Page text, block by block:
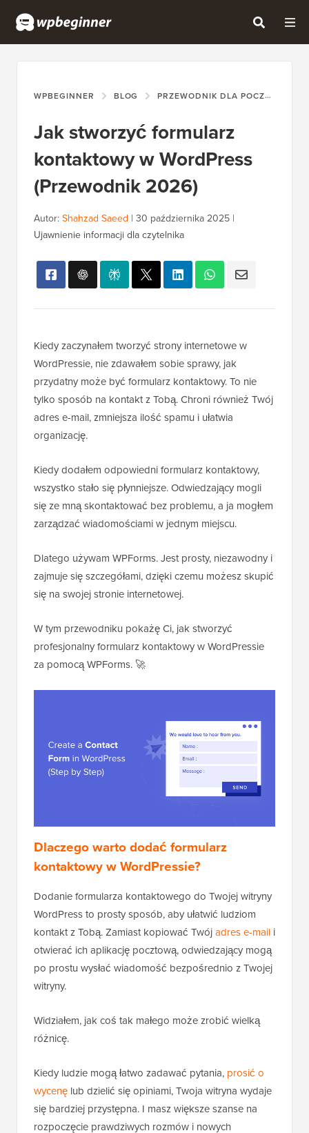
WPBEGINNER BLOG PRZEWODNIK DLA POCZĄTKUJĄCYCH
Jak stworzyć formularz
kontaktowy w WordPress
(Przewodnik 2026)
Autor:Shahzad Saeed | 30 października 2025 |
Ujawnienie informacji dla czytelnika
Kiedy zaczynałem tworzyć strony internetowe w
WordPressie, nie zdawałem sobie sprawy, jak
przydatny może być formularz kontaktowy. To nie
tylko sposób na kontakt z Tobą. Chroni również Twój
adres e-mail, zmniejsza ilość spamu i ułatwia
organizację.
Kiedy dodałem odpowiedni formularz kontaktowy,
wszystko stało się płynniejsze. Odwiedzający mogli
się ze mną skontaktować bez problemu, a ja mogłem
zarządzać wiadomościami w jednym miejscu.
Dlatego używam WPForms. Jest prosty, niezawodny i
zajmuje się szczegółami, dzięki czemu możesz skupić
się na swojej stronie internetowej.
W tym przewodniku pokażę Ci, jak stworzyć
profesjonalny formularz kontaktowy w WordPressie
za pomocą WPForms. 🚀
Dlaczego warto dodać formularz
kontaktowy w WordPressie?
Dodanie formularza kontaktowego do Twojej witryny
WordPress to prosty sposób, aby ułatwić ludziom
kontakt z Tobą. Zamiast kopiować Twójadres e-mail i
otwierać ich aplikację pocztową, odwiedzający mogą
po prostu wysłać wiadomość bezpośrednio z Twojej
witryny.
Widziałem, jak coś tak małego może zrobić wielką
różnicę.
Kiedy ludzie mogą łatwo zadawać pytania, prosić o
wycenę lub dzielić się opiniami, Twoja witryna wydaje
się bardziej przystępna. I masz większe szanse na
rozpoczęcie prawdziwych rozmów i nowych